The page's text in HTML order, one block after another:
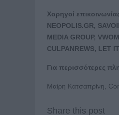
Χορηγοί
NEOPOLIS.GR,
MEDIA GROUP,
CULPANREWS, LET IT
Για περισσότερες
Μαίρη Κατσαπρίνη,
Share this post